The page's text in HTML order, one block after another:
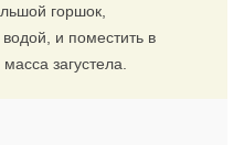
горшок,
и поместить в
загустела.